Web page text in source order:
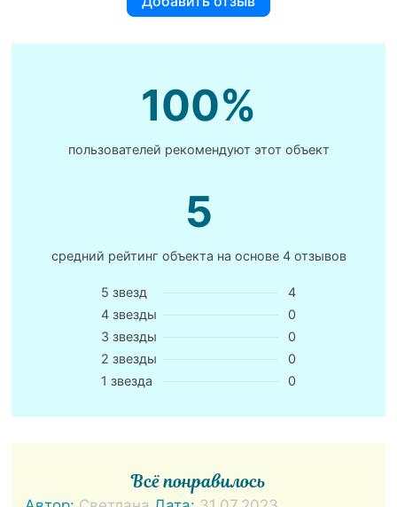
100%
пользователей рекомендуют этот объект
5
средний рейтинг объекта на основе 4 отзывов
5 звезд
4
4 звезды
0
3 звезды
0
2 звезды
0
1 звезда
0
Всё понравилось